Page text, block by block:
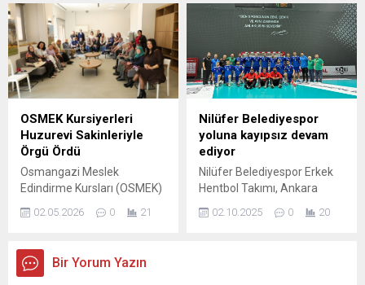
topluma katkılarıyla ilgili
detayları keşfedin. Bu özel
kutlamalarda yer almak için
hemen bilgi alın!
ulaşımı olumsuz
etkilememesi için sahaya
tuzlama çalışmaları
gerçekleştirdi. Sabah
saatlerinde etkisini artıran
kar yağışıyla birlikte
çalışmalarını yoğunlaştıran
Osmangazi Belediyesi Fen
İşleri Müdürlüğü ekipleri,
özellikle ilçenin...
OSMEK Kursiyerleri
Huzurevi Sakinleriyle
Örgü Ördü
Osmangazi Meslek
Edindirme Kursları (OSMEK)
Elmasbahçeler Kurs Merkezi
kursiyerleri, Osmangazi
Rehabilitasyon Merkezi
(BAREM) sakinleriyle bir
02.05.2026 0 21
Nilüfer Belediyespor
yoluna kayıpsız devam
ediyor
Nilüfer Belediyespor Erkek
Hentbol Takımı, Ankara
Hentbol Spor Kulübü’nü
deplasmanda 56-19 mağlup
02.10.2025 0 20
Bir Yorum Yazın